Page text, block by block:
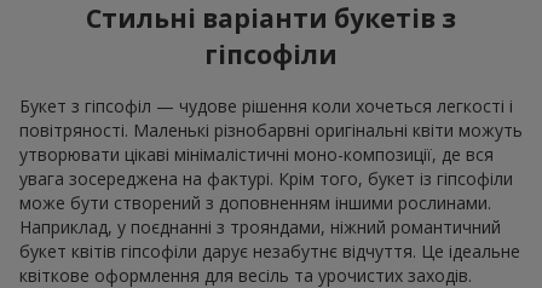
Стильні варіанти букетів з
гіпсофіли
Букет з гіпсофіл — чудове рішення коли хочеться легкості і
повітряності. Маленькі різнобарвні оригінальні квіти можуть
утворювати цікаві мінімалістичні моно-композиції, де вся
увага зосереджена на фактурі. Крім того, букет із гіпсофіли
може бути створений з доповненням іншими рослинами.
Наприклад, у поєднанні з трояндами, ніжний романтичний
букет квітів гіпсофіли дарує незабутнє відчуття. Це ідеальне
квіткове оформлення для весіль та урочистих заходів.